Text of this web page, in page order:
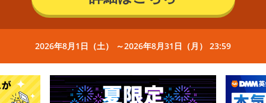
2026年8月1日（土） ～2026年8月31日（月） 23:59